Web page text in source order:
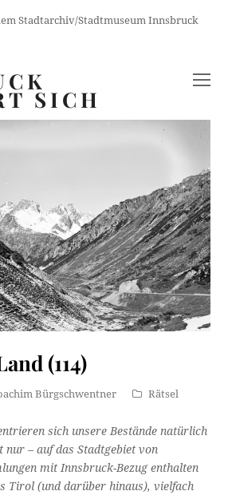
Stadtarchiv/Stadtmuseum Innsbruck
SICH
(114)
Bürgschwentner Rätsel
sich unsere Bestände natürlich
– auf das Stadtgebiet von
mit Innsbruck-Bezug enthalten
Tirol (und darüber hinaus), vielfach